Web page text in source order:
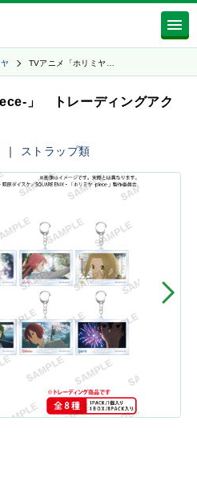
TVアニメ「ホリミヤ…
」 トレーディングアク
｜ ストラップ類